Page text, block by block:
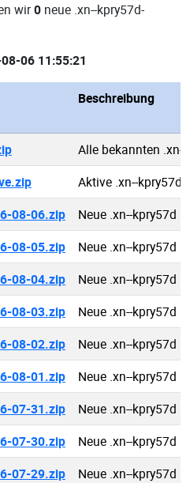
wir0 neue .xn--kpry57d-
06 11:55:21
Beschreibung
Alle bekannten
Aktive .xn--kpry57d
08-06.zip
Neue .xn--kpry57d
08-05.zip
Neue .xn--kpry57d
08-04.zip
Neue .xn--kpry57d
08-03.zip
Neue .xn--kpry57d
08-02.zip
Neue .xn--kpry57d
08-01.zip
Neue .xn--kpry57d
07-31.zip
Neue .xn--kpry57d
07-30.zip
Neue .xn--kpry57d
07-29.zip
Neue .xn--kpry57d